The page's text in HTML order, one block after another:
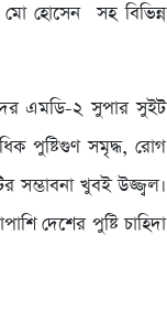
হোসেন সহ বিভিন্ন
এমডি-২ সুপার সুইট
পুষ্টিগুণ সমৃদ্ধ, রোগ
খুবই উজ্জ্বল।
দেশের পুষ্টি চাহিদা